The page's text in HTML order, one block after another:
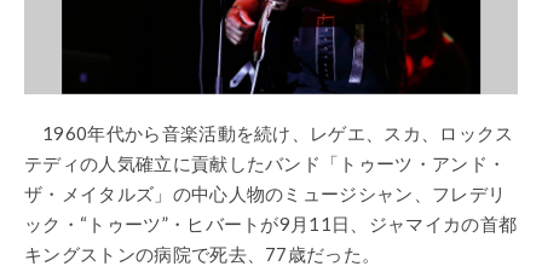
1960年代から音楽活動を続け、レゲエ、スカ、ロックス
テディの人気確立に貢献したバンド「トゥーツ・アンド・
ザ・メイタルズ」の中心人物のミュージシャン、フレデリ
ック・“トゥーツ”・ヒバートが9月11日、ジャマイカの首都
キングストンの病院で死去、77歳だった。